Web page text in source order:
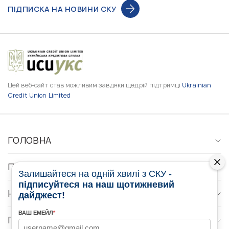
ПІДПИСКА НА НОВИНИ СКУ
Цей веб-сайт став можливим завдяки щедрій підтримці Ukrainian
Credit Union Limited
ГОЛОВНА
ПРО НАС
НОВИНИ
ПРОГРАМИ
Залишайтеся на одній хвилі з СКУ -
підписуйтеся на наш щотижневий
дайджест!
ВАШ ЕМЕЙЛ*